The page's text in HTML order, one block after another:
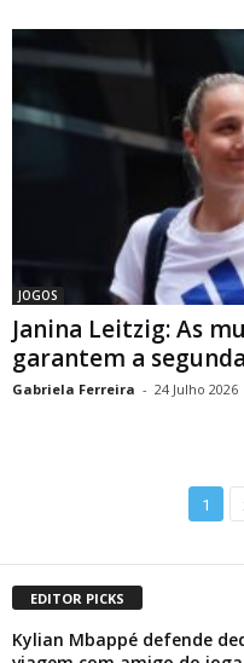
JOGOS
Janina Leitzig: As
garantem a
Gabriela Ferreira - 24 Julho 2026
1
EDITOR PICKS
Kylian Mbappé defende